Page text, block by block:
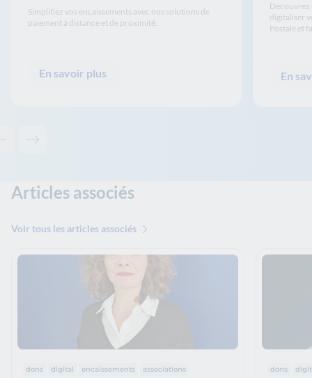
Simplifiez vos encaissements avec nos solutions de
paiement à distance et de proximité.
En savoir plus
Découvrez
digitaliser
Postale et
En
Contenu précédent - Les solutions de La Banque Postale
Contenu suivant - Les solutions de La Banque Postale
Articles associés
Voir tous les articles associés
Thématiques :
dons digital encaissements associations dons